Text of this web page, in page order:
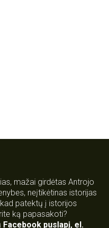
mažai girdėtas Antrojo
neįtikėtinas istorijas
patektų į istorijos
ką papasakoti?
Facebook puslapį, el.